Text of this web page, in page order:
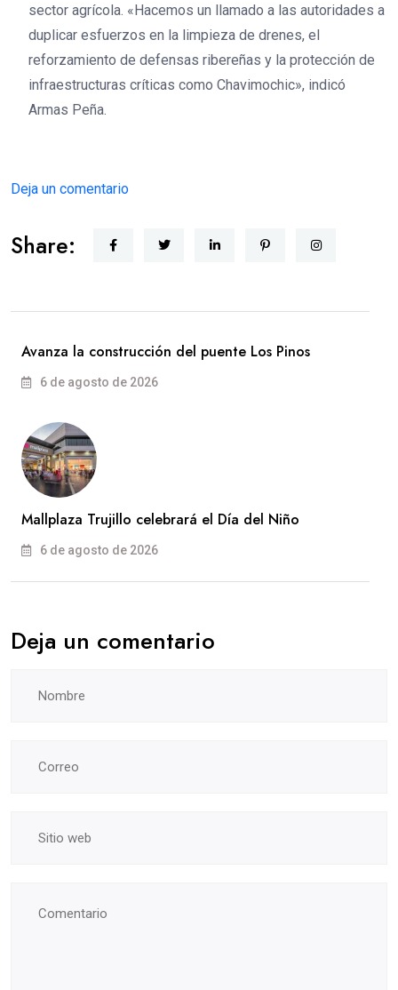
sector agrícola. «Hacemos un llamado a las autoridades a
duplicar esfuerzos en la limpieza de drenes, el
reforzamiento de defensas ribereñas y la protección de
infraestructuras críticas como Chavimochic», indicó
Armas Peña.
Deja un comentario
Share:
Avanza la construcción del puente Los Pinos
6 de agosto de 2026
Mallplaza Trujillo celebrará el Día del Niño
6 de agosto de 2026
Deja un comentario